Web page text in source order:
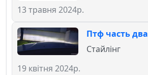
13 травня 2024р.
Птф часть два
19 квітня 2024р.
Стайлінг